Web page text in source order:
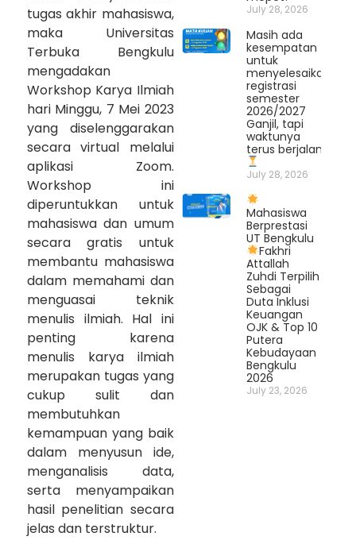
tugas akhir mahasiswa,
maka Universitas
Terbuka Bengkulu
mengadakan
Workshop Karya Ilmiah
hari Minggu, 7 Mei 2023
yang diselenggarakan
secara virtual melalui
aplikasi Zoom.
Workshop ini
diperuntukkan untuk
mahasiswa dan umum
secara gratis untuk
membantu mahasiswa
dalam memahami dan
menguasai teknik
menulis ilmiah. Hal ini
penting karena
menulis karya ilmiah
merupakan tugas yang
cukup sulit dan
membutuhkan
kemampuan yang baik
dalam menyusun ide,
menganalisis data,
serta menyampaikan
hasil penelitian secara
jelas dan terstruktur.
July 28, 2026
Masih ada
kesempatan
untuk
menyelesaikan
registrasi
semester
2026/2027
Ganjil, tapi
waktunya
terus berjalan.
July 28, 2026
Mahasiswa
Berprestasi
UT Bengkulu
Fakhri
Attallah
Zuhdi Terpilih
Sebagai
Duta Inklusi
Keuangan
OJK & Top 10
Putera
Kebudayaan
Bengkulu
2026
July 23, 2026